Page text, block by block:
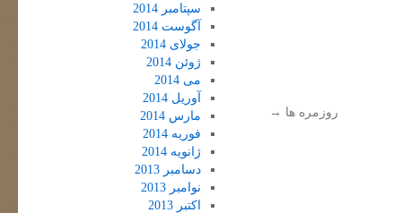
روزمره ها →
سپتامبر 2014
آگوست 2014
جولای 2014
ژوئن 2014
می 2014
آوریل 2014
مارس 2014
فوریه 2014
ژانویه 2014
دسامبر 2013
نوامبر 2013
اکتبر 2013